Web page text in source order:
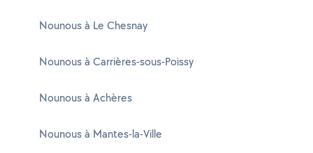
Nounous à Le Chesnay
Nounous à Carrières-sous-Poissy
Nounous à Achères
Nounous à Mantes-la-Ville